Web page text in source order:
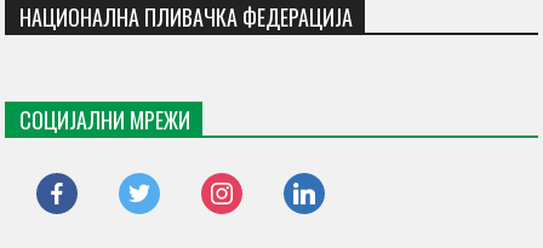
НАЦИОНАЛНА ПЛИВАЧКА ФЕДЕРАЦИЈА
СОЦИЈАЛНИ МРЕЖИ
facebook twitter instagram linkedin